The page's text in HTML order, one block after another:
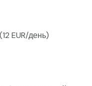
EUR/день)